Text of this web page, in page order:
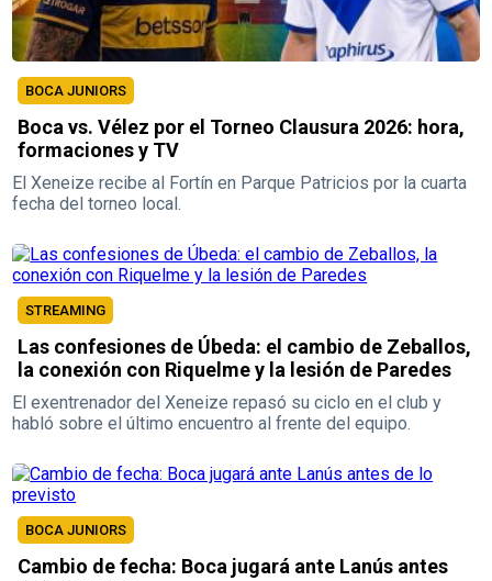
BOCA JUNIORS
Boca vs. Vélez por el Torneo Clausura 2026: hora,
formaciones y TV
El Xeneize recibe al Fortín en Parque Patricios por la cuarta
fecha del torneo local.
STREAMING
Las confesiones de Úbeda: el cambio de Zeballos,
la conexión con Riquelme y la lesión de Paredes
El exentrenador del Xeneize repasó su ciclo en el club y
habló sobre el último encuentro al frente del equipo.
BOCA JUNIORS
Cambio de fecha: Boca jugará ante Lanús antes